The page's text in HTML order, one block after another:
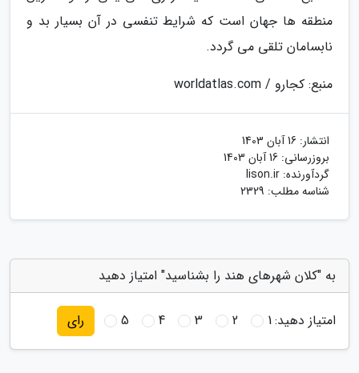
منطقه ها جهان است که شرایط تنفسی در آن بسیار بد و
نابسامان تلقی می گردد.
منبع: کجارو / worldatlas.com
انتشار: 16 آبان 1403
بروزرسانی: 16 آبان 1403
گردآورنده: lison.ir
شناسه مطلب: 2329
به "کلان شهرهای هند را بشناسید" امتیاز دهید
امتیاز دهید:1
2
3
4
5 رای